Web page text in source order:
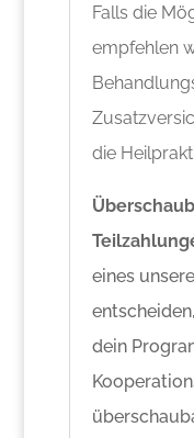
Falls die
empfehlen
die
eines
dein